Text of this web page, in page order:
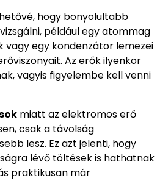
hogy bonyolultabb
például egy atommag
vagy egy kondenzátor lemezei
Az erők ilyenkor
vagyis figyelembe kell venni
miatt az elektromos erő
csak a távolság
lesz. Ez azt jelenti, hogy
lévő töltések is hathatnak
praktikusan már